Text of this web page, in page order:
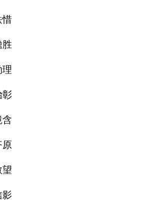
惜
胜
理
彰
含
原
望
影